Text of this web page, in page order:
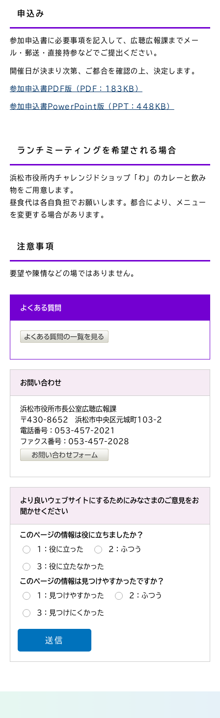
申込み
参加申込書に必要事項を記入して、広聴広報課までメー
ル・郵送・直接持参などでご提出ください。
開催日が決まり次第、ご都合を確認の上、決定します。
参加申込書PDF版（PDF：183KB）
参加申込書PowerPoint版（PPT：448KB）
ランチミーティングを希望される場合
浜松市役所内チャレンジドショップ「わ」のカレーと飲み
物をご用意します。
昼食代は各自負担でお願いします。都合により、メニュー
を変更する場合があります。
注意事項
要望や陳情などの場ではありません。
よくある質問
お問い合わせ
浜松市役所市長公室広聴広報課
〒430-8652 浜松市中央区元城町103-2
電話番号：053-457-2021
ファクス番号：053-457-2028
より良いウェブサイトにするためにみなさまのご意見をお
聞かせください
このページの情報は役に立ちましたか？
1：役に立った 2：ふつう
3：役に立たなかった
このページの情報は見つけやすかったですか？
1：見つけやすかった 2：ふつう
3：見つけにくかった